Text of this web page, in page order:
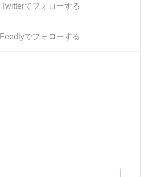
Twitterでフォローする
Feedlyでフォローする